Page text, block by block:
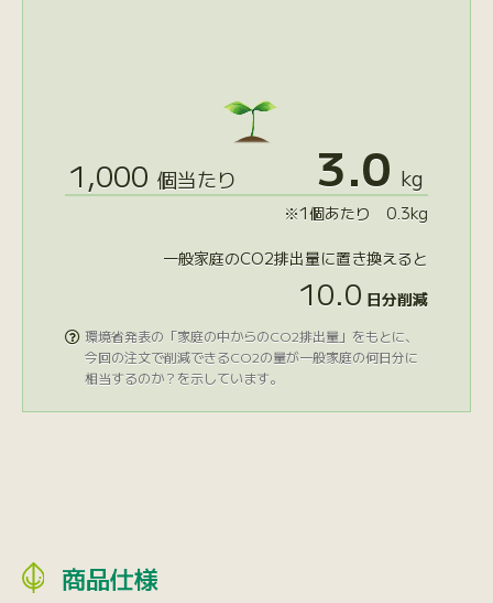
1,000 個当たり 3.0 kg
※1個あたり 0.3kg
一般家庭のCO2排出量に置き換えると
10.0 日分削減
 環境省発表の「家庭の中からのCO2排出量」をもとに、
今回の注文で削減できるCO2の量が一般家庭の何日分に
相当するのか？を示しています。
商品仕様